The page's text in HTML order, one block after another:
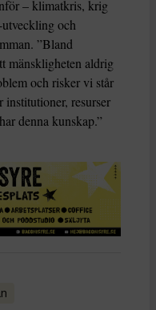
– klimatkris, krig
och
”Bland
mänskligheten aldrig
och risker vi står
institutioner, resurser
denna kunskap.”